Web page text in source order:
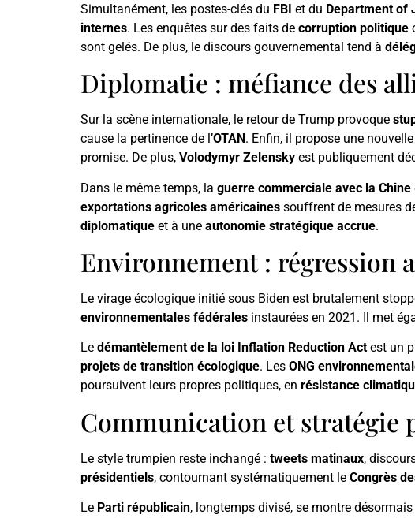
Simultanément, les postes-clés du FBI et du Department of
internes. Les enquêtes sur des faits de corruption politique
sont gelés. De plus, le discours gouvernemental tend à
Diplomatie : méfiance des
Sur la scène internationale, le retour de Trump provoque
cause la pertinence de l’OTAN . Enfin, il propose une
promise. De plus, Volodymyr Zelensky est publiquement
Dans le même temps, la guerre commerciale avec la Chine
exportations agricoles américaines souffrent de mesures
diplomatique et à une autonomie stratégique accrue.
Environnement : régression
Le virage écologique initié sous Biden est brutalement
environnementales fédérales instaurées en 2021. Il met
Le démantèlement de la loi Inflation Reduction Act est un
projets de transition écologique. Les ONG
poursuivent leurs propres politiques, en résistance
Communication et stratégie
Le style trumpien reste inchangé : tweets matinaux,
présidentiels, contournant systématiquement le Congrès
Le Parti républicain, longtemps divisé, se montre